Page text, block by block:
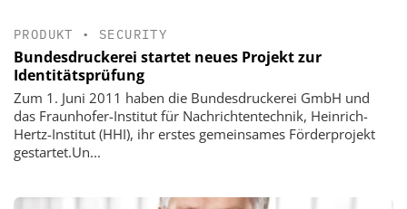
PRODUKT • SECURITY
Bundesdruckerei startet neues Projekt zur
Identitätsprüfung
Zum 1. Juni 2011 haben die Bundesdruckerei GmbH und
das Fraunhofer-Institut für Nachrichtentechnik, Heinrich-
Hertz-Institut (HHI), ihr erstes gemeinsames Förderprojekt
gestartet.Un...